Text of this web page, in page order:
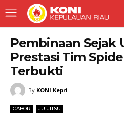
Pembinaan Sejak
Prestasi Tim
Terbukti
By KONI Kepri
CABOR JU-JITSU